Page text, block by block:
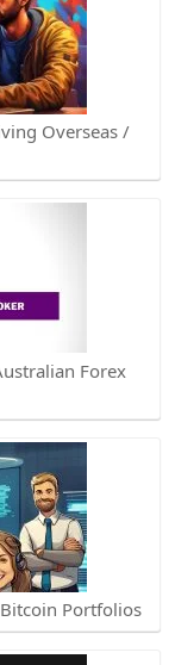
Overseas /
Forex
Portfolios